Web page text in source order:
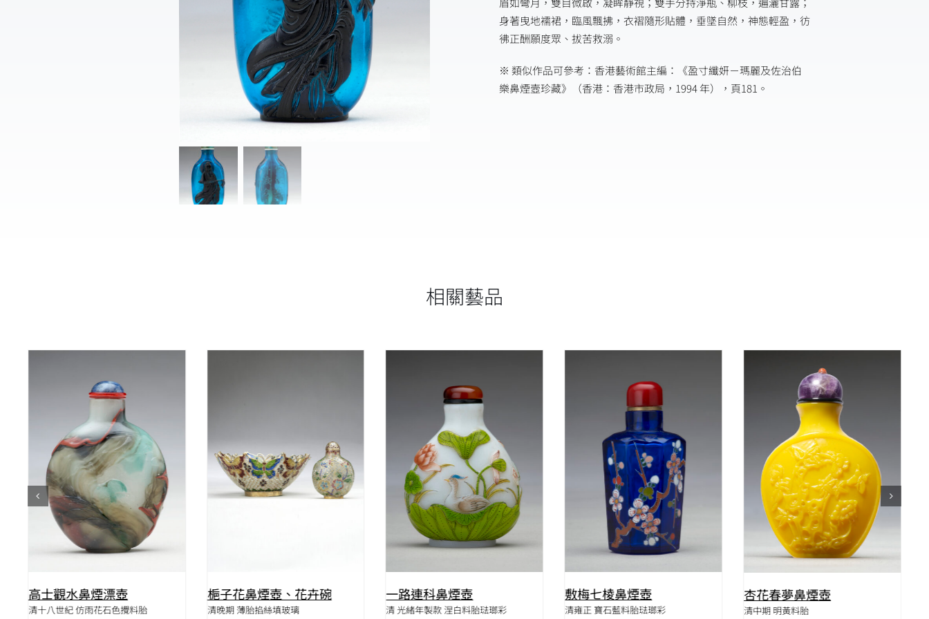
身著曳地襦裙，臨風飄拂，衣褶隨形貼體，垂墜自然，神態輕盈，彷
彿正酬願度眾、拔苦救溺。
※ 類似作品可參考：香港藝術館主編：《盈寸纖妍－瑪麗及佐治伯
樂鼻煙壼珍藏》（香港：香港市政局，1994 年），頁181。
相關藝品
QUICK VIEW
高士觀水鼻煙漂壺
清十八世紀 仿雨花石色攪料胎
QUICK VIEW
梔子花鼻煙壺、花卉碗
清晚期 薄胎掐絲填玻璃
QUICK VIEW
一路連科鼻煙壺
清 光緒年製款 涅白料胎琺瑯彩
QUICK VIEW
敷梅七棱鼻煙壺
清雍正 寶石藍料胎琺瑯彩
QUICK VIEW
杏花春夢鼻煙壺
清中期 明黃料胎